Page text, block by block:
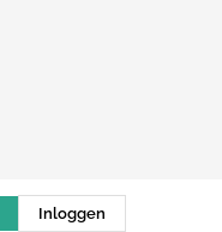
Inloggen